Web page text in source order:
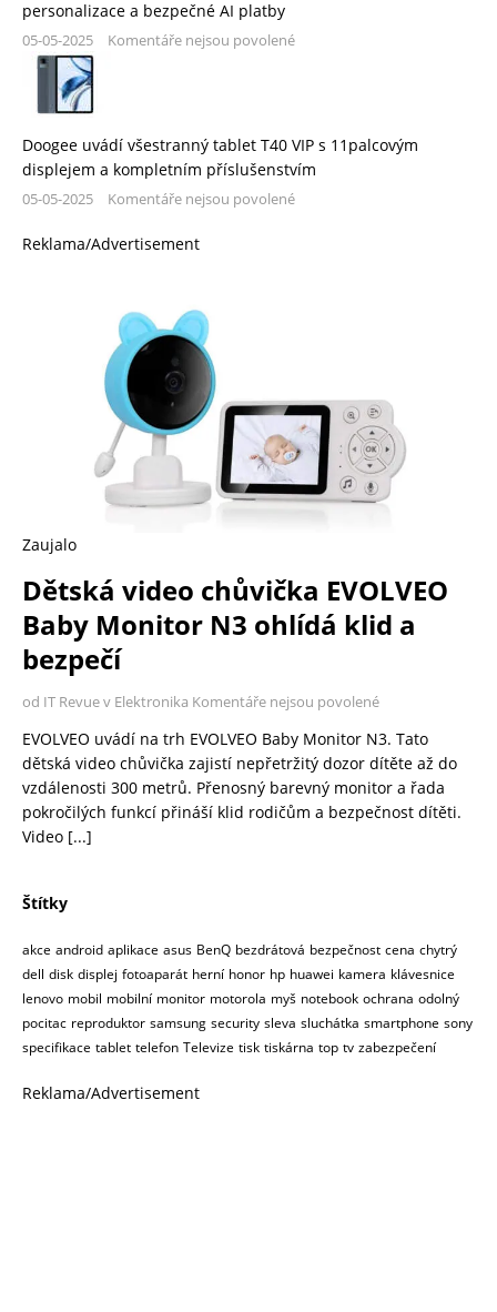
personalizace a bezpečné AI platby
05-05-2025 Komentáře nejsou povolené
Doogee uvádí všestranný tablet T40 VIP s 11palcovým
displejem a kompletním příslušenstvím
05-05-2025 Komentáře nejsou povolené
Reklama/Advertisement
Zaujalo
Dětská video chůvička EVOLVEO
Baby Monitor N3 ohlídá klid a
bezpečí
od IT Revue v Elektronika Komentáře nejsou povolené
EVOLVEO uvádí na trh EVOLVEO Baby Monitor N3. Tato
dětská video chůvička zajistí nepřetržitý dozor dítěte až do
vzdálenosti 300 metrů. Přenosný barevný monitor a řada
pokročilých funkcí přináší klid rodičům a bezpečnost dítěti.
Video [...]
Štítky
akce android aplikace asus BenQ bezdrátová bezpečnost cena chytrý
dell disk displej fotoaparát herní honor hp huawei kamera klávesnice
lenovo mobil mobilní monitor motorola myš notebook ochrana odolný
pocitac reproduktor samsung security sleva sluchátka smartphone sony
specifikace tablet telefon Televize tisk tiskárna top tv zabezpečení
Reklama/Advertisement